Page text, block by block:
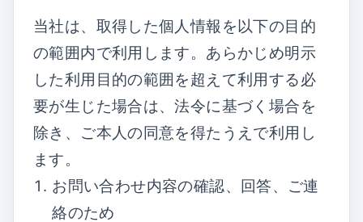
当社は、取得した個人情報を以下の目的
の範囲内で利用します。あらかじめ明示
した利用目的の範囲を超えて利用する必
要が生じた場合は、法令に基づく場合を
除き、ご本人の同意を得たうえで利用し
ます。
お問い合わせ内容の確認、回答、ご連
絡のため